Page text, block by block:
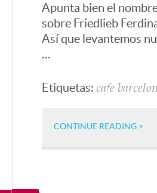
Apunta bien el
sobre Friedlieb
Así que levantemos
…
Etiquetas: cafe
CONTINUE READING >